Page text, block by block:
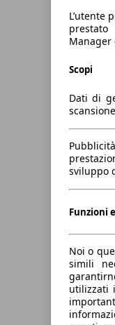
L’utente
prestato
Manager
Scopi
Dati di
sviluppo
Funzioni
Noi o
simili
utilizzati